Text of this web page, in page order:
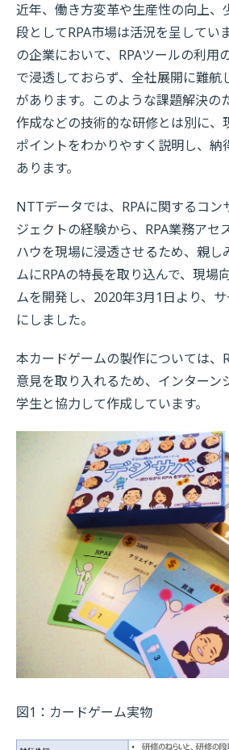
近年、働き方変革や生産性の向上、
段としてRPA市場は活況を呈してい
の企業において、RPAツールの利用
で浸透しておらず、全社展開に難航
があります。このような課題解決の
作成などの技術的な研修とは別に、
ポイントをわかりやすく説明し、納
あります。
NTTデータでは、RPAに関するコン
ジェクトの経験から、RPA業務アセ
ハウを現場に浸透させるため、親し
ムにRPAの特長を取り込んで、現場
ムを開発し、2020年3月1日より、
にしました。
本カードゲームの製作については、
意見を取り入れるため、インターン
学生と協力して作成しています。
図1：カードゲーム実物